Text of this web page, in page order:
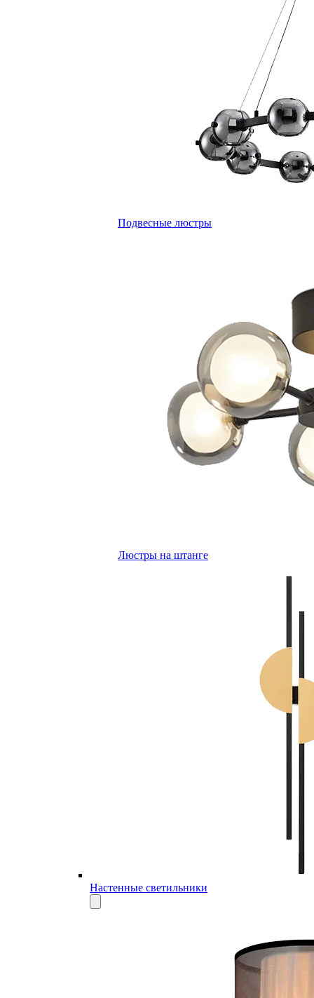
Подвесные люстры
Люстры на штанге
Настенные светильники